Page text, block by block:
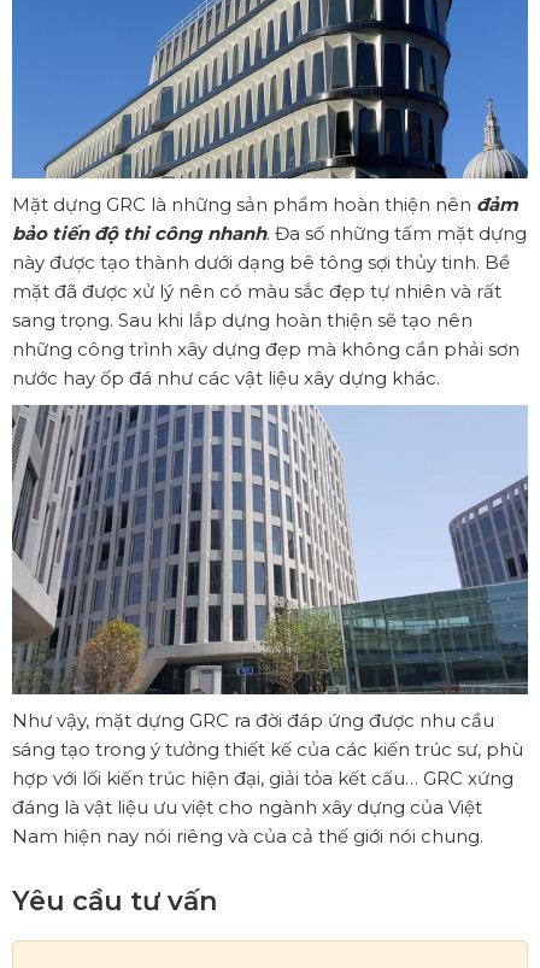
Mặt dựng GRC là những sản phẩm hoàn thiện nên đảm
bảo tiến độ thi công nhanh. Đa số những tấm mặt dựng
này được tạo thành dưới dạng bê tông sợi thủy tinh. Bề
mặt đã được xử lý nên có màu sắc đẹp tự nhiên và rất
sang trọng. Sau khi lắp dựng hoàn thiện sẽ tạo nên
những công trình xây dựng đẹp mà không cần phải sơn
nước hay ốp đá như các vật liệu xây dựng khác.
Như vậy, mặt dựng GRC ra đời đáp ứng được nhu cầu
sáng tạo trong ý tưởng thiết kế của các kiến trúc sư, phù
hợp với lối kiến trúc hiện đại, giải tỏa kết cấu… GRC xứng
đáng là vật liệu ưu việt cho ngành xây dựng của Việt
Nam hiện nay nói riêng và của cả thế giới nói chung.
Yêu cầu tư vấn